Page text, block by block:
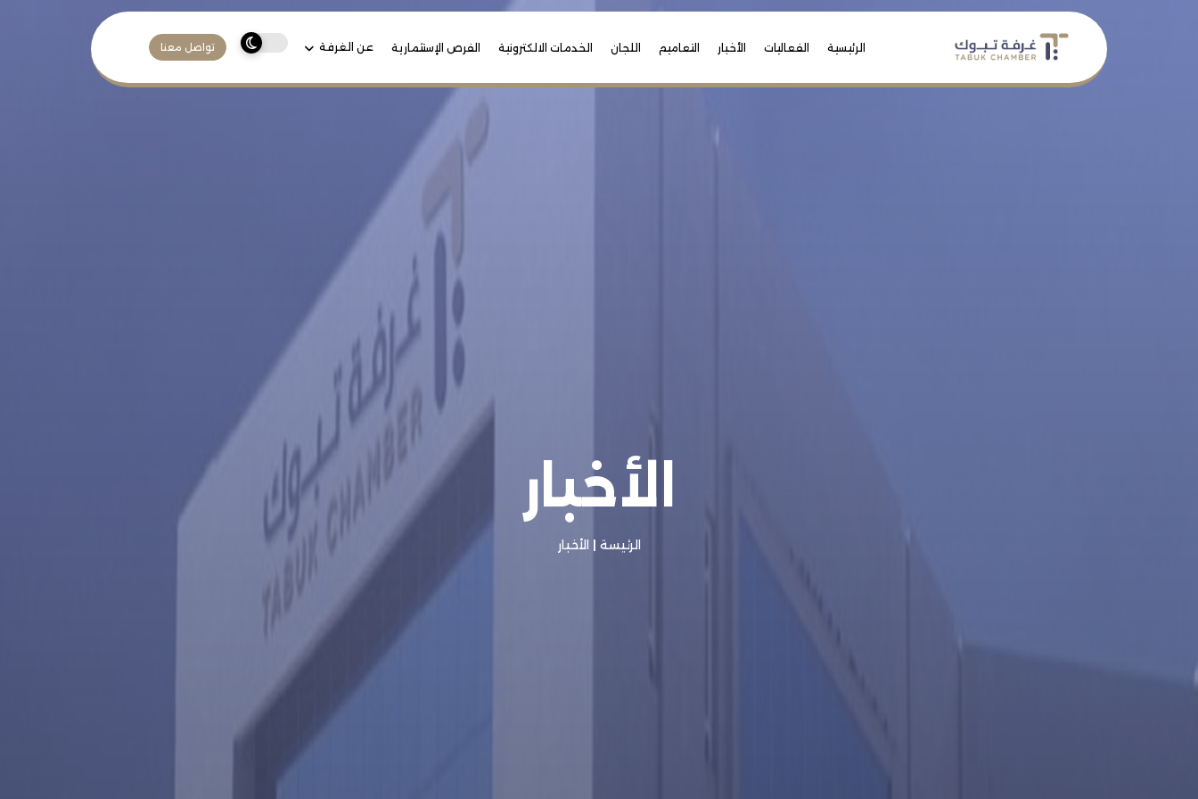
الرئيسية الفعاليات الأخبار التعاميم اللجان الخدمات الالكترونية الفرص الإستثمارية عن الغرفة تواصل معنا
الأخبار
الرئيسة | الأخبار